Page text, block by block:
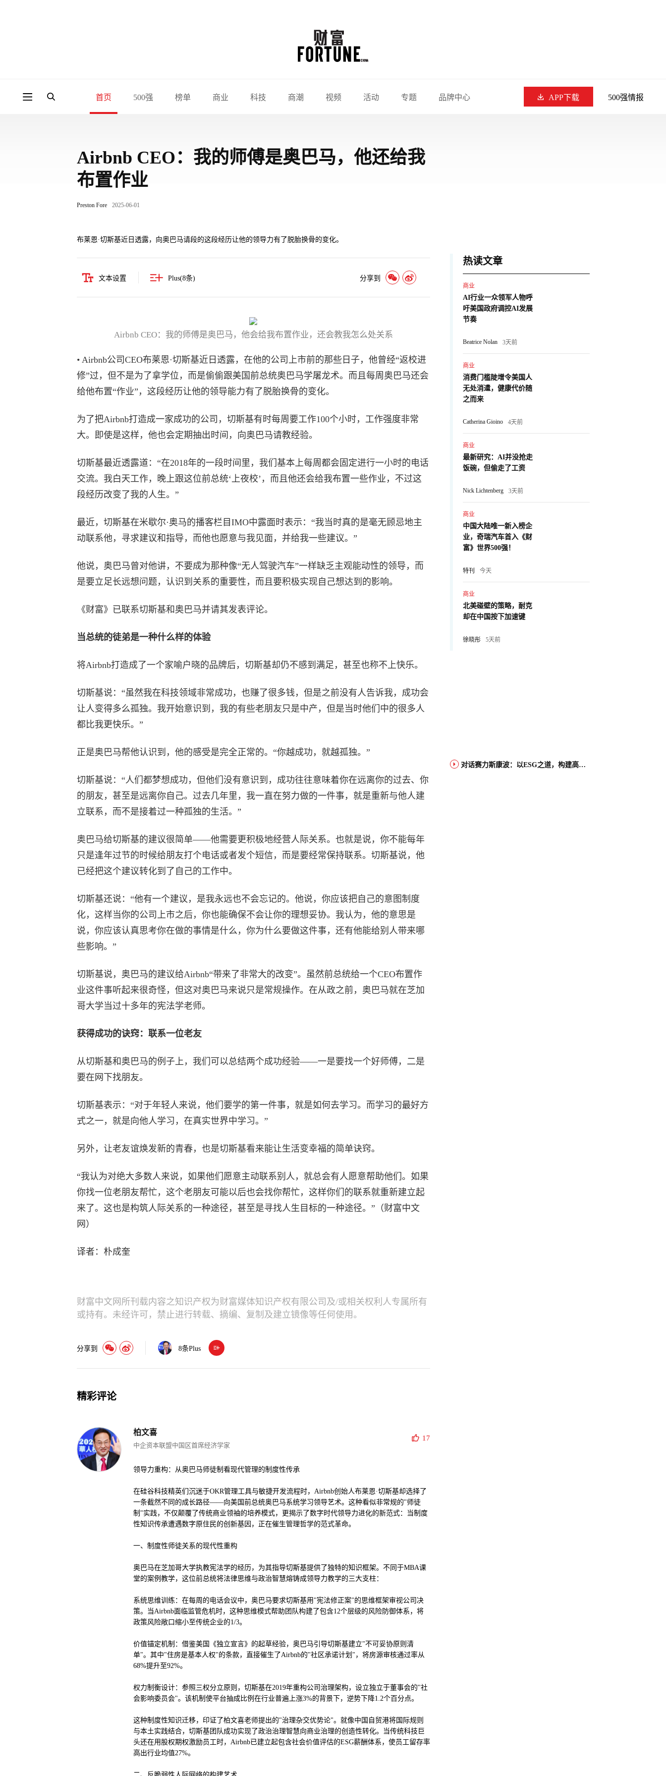
首页 500强 榜单 商业 科技 商潮 视频 活动 专题 品牌中心 APP下载 500强情报
Airbnb CEO：我的师傅是奥巴马，他还给我
布置作业
Preston Fore 2025-06-01
布莱恩·切斯基近日透露，向奥巴马请段的这段经历让他的领导力有了脱胎换骨的变化。
文本设置 Plus(8条) 分享到
Airbnb CEO：我的师傅是奥巴马，他会给我布置作业，还会教我怎么处关系
• Airbnb公司CEO布莱恩·切斯基近日透露，在他的公司上市前的那些日子，他曾经“返校进
修”过，但不是为了拿学位，而是偷偷跟美国前总统奥巴马学屠龙术。而且每周奥巴马还会
给他布置“作业”，这段经历让他的领导能力有了脱胎换骨的变化。
为了把Airbnb打造成一家成功的公司，切斯基有时每周要工作100个小时，工作强度非常
大。即使是这样，他也会定期抽出时间，向奥巴马请教经验。
切斯基最近透露道：“在2018年的一段时间里，我们基本上每周都会固定进行一小时的电话
交流。我白天工作，晚上跟这位前总统‘上夜校’，而且他还会给我布置一些作业，不过这
段经历改变了我的人生。”
最近，切斯基在米歇尔·奥马的播客栏目IMO中露面时表示：“我当时真的是毫无顾忌地主
动联系他，寻求建议和指导，而他也愿意与我见面，并给我一些建议。”
他说，奥巴马曾对他讲，不要成为那种像“无人驾驶汽车”一样缺乏主观能动性的领导，而
是要立足长远想问题，认识到关系的重要性，而且要积极实现自己想达到的影响。
《财富》已联系切斯基和奥巴马并请其发表评论。
当总统的徒弟是一种什么样的体验
将Airbnb打造成了一个家喻户晓的品牌后，切斯基却仍不感到满足，甚至也称不上快乐。
切斯基说：“虽然我在科技领域非常成功，也赚了很多钱，但是之前没有人告诉我，成功会
让人变得多么孤独。我开始意识到，我的有些老朋友只是中产，但是当时他们中的很多人
都比我更快乐。”
正是奥巴马帮他认识到，他的感受是完全正常的。“你越成功，就越孤独。”
切斯基说：“人们都梦想成功，但他们没有意识到，成功往往意味着你在远离你的过去、你
的朋友，甚至是远离你自己。过去几年里，我一直在努力做的一件事，就是重新与他人建
立联系，而不是接着过一种孤独的生活。”
奥巴马给切斯基的建议很简单——他需要更积极地经营人际关系。也就是说，你不能每年
只是逢年过节的时候给朋友打个电话或者发个短信，而是要经常保持联系。切斯基说，他
已经把这个建议转化到了自己的工作中。
切斯基还说：“他有一个建议，是我永远也不会忘记的。他说，你应该把自己的意图制度
化，这样当你的公司上市之后，你也能确保不会让你的理想妥协。我认为，他的意思是
说，你应该认真思考你在做的事情是什么，你为什么要做这件事，还有他能给别人带来哪
些影响。”
切斯基说，奥巴马的建议给Airbnb“带来了非常大的改变”。虽然前总统给一个CEO布置作
业这件事听起来很奇怪，但这对奥巴马来说只是常规操作。在从政之前，奥巴马就在芝加
哥大学当过十多年的宪法学老师。
获得成功的诀窍：联系一位老友
从切斯基和奥巴马的例子上，我们可以总结两个成功经验——一是要找一个好师傅，二是
要在网下找朋友。
切斯基表示：“对于年轻人来说，他们要学的第一件事，就是如何去学习。而学习的最好方
式之一，就是向他人学习，在真实世界中学习。”
另外，让老友谊焕发新的青春，也是切斯基看来能让生活变幸福的简单诀窍。
“我认为对绝大多数人来说，如果他们愿意主动联系别人，就总会有人愿意帮助他们。如果
你找一位老朋友帮忙，这个老朋友可能以后也会找你帮忙，这样你们的联系就重新建立起
来了。这也是构筑人际关系的一种途径，甚至是寻找人生目标的一种途径。”（财富中文
网）
译者：朴成奎
财富中文网所刊载内容之知识产权为财富媒体知识产权有限公司及/或相关权利人专属所有
或持有。未经许可，禁止进行转载、摘编、复制及建立镜像等任何使用。
分享到 8条Plus
精彩评论
柏文喜
中企资本联盟中国区首席经济学家
17
领导力重构：从奥巴马师徒制看现代管理的制度性传承
在硅谷科技精英们沉迷于OKR管理工具与敏捷开发流程时，Airbnb创始人布莱恩·切斯基却选择了
一条截然不同的成长路径——向美国前总统奥巴马系统学习领导艺术。这种看似非常规的"师徒
制"实践，不仅颠覆了传统商业领袖的培养模式，更揭示了数字时代领导力进化的新范式：当制度
性知识传承遭遇数字原住民的创新基因，正在催生管理哲学的范式革命。
一、制度性师徒关系的现代性重构
奥巴马在芝加哥大学执教宪法学的经历，为其指导切斯基提供了独特的知识框架。不同于MBA课
堂的案例教学，这位前总统将法律思维与政治智慧熔铸成领导力教学的三大支柱：
系统思维训练：在每周的电话会议中，奥巴马要求切斯基用"宪法修正案"的思维框架审视公司决
策。当Airbnb面临监管危机时，这种思维模式帮助团队构建了包含12个层级的风险防御体系，将
政策风险敞口缩小至传统企业的1/3。
价值锚定机制：借鉴美国《独立宣言》的起草经验，奥巴马引导切斯基建立"不可妥协原则清
单"。其中"住房是基本人权"的条款，直接催生了Airbnb的"社区承诺计划"，将房源审核通过率从
68%提升至92%。
权力制衡设计：参照三权分立原则，切斯基在2019年重构公司治理架构，设立独立于董事会的"社
会影响委员会"。该机制使平台抽成比例在行业普遍上涨3%的背景下，逆势下降1.2个百分点。
这种制度性知识迁移，印证了柏文喜老师提出的"治理杂交优势论"。就像中国自贸港将国际规则
与本土实践结合，切斯基团队成功实现了政治治理智慧向商业治理的创造性转化。当传统科技巨
头还在用股权期权激励员工时，Airbnb已建立起包含社会价值评估的ESG薪酬体系，使员工留存率
高出行业均值27%。
热读文章
商业
AI行业一众领军人物呼
吁美国政府调控AI发展
节奏
Beatrice Nolan 3天前
商业
消费门槛陡增令美国人
无处消遣，健康代价随
之而来
Catherina Gioino 4天前
商业
最新研究：AI并没抢走
饭碗，但偷走了工资
Nick Lichtenberg 3天前
商业
中国大陆唯一新入榜企
业，奇瑞汽车首入《财
富》世界500强！
特刊 今天
商业
北美碰壁的策略，耐克
却在中国按下加速键
徐晓彤 5天前
对话赛力斯康波：以ESG之道，构建高端智能汽车品牌全球竞争力